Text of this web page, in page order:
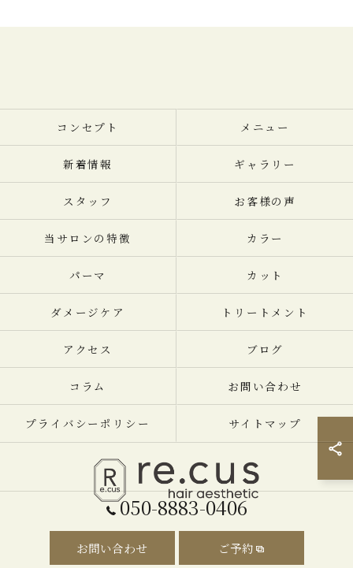
050-8883-0406
お問い合わせ ご予約
コンセプト メニュー
新着情報 ギャラリー
スタッフ お客様の声
当サロンの特徴 カラー
パーマ カット
ダメージケア トリートメント
アクセス ブログ
コラム お問い合わせ
プライバシーポリシー サイトマップ
© 2026 神奈川県横須賀中央の美容室ならRe.cus ヘアエステティック ALL
RIGHTS RESERVED.